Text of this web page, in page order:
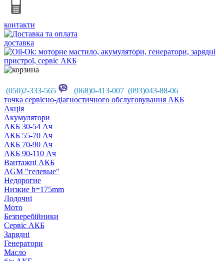
контакти
доставка
(050)2-333-565
(068)0-413-007 (093)043-88-06
точка сервісно-діагностичного обслуговування АКБ
Акцiя
Акумулятори
АКБ 30-54 Ач
АКБ 55-70 Ач
АКБ 70-90 Ач
АКБ 90-110 Ач
Вантажні АКБ
AGM "гелевые"
Недорогие
Низкие h=175mm
Лодочні
Мото
Безперебійники
Сервiс АКБ
Зарядні
Генератори
Масло